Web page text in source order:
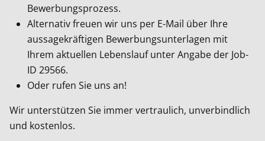
Bewerbungsprozess.
Alternativ freuen wir uns per E-Mail über Ihre
aussagekräftigen Bewerbungsunterlagen mit
Ihrem aktuellen Lebenslauf unter Angabe der Job-
ID 29566.
Oder rufen Sie uns an!
Wir unterstützen Sie immer vertraulich, unverbindlich
und kostenlos.